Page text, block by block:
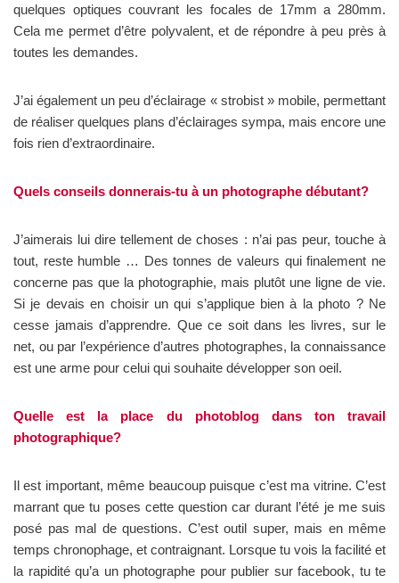
quelques optiques couvrant les focales de 17mm a 280mm.
Cela me permet d’être polyvalent, et de répondre à peu près à
toutes les demandes.
J’ai également un peu d’éclairage « strobist » mobile, permettant
de réaliser quelques plans d’éclairages sympa, mais encore une
fois rien d’extraordinaire.
Quels conseils donnerais-tu à un photographe débutant?
J’aimerais lui dire tellement de choses : n’ai pas peur, touche à
tout, reste humble … Des tonnes de valeurs qui finalement ne
concerne pas que la photographie, mais plutôt une ligne de vie.
Si je devais en choisir un qui s’applique bien à la photo ? Ne
cesse jamais d’apprendre. Que ce soit dans les livres, sur le
net, ou par l’expérience d’autres photographes, la connaissance
est une arme pour celui qui souhaite développer son oeil.
Quelle est la place du photoblog dans ton travail
photographique?
Il est important, même beaucoup puisque c’est ma vitrine. C’est
marrant que tu poses cette question car durant l’été je me suis
posé pas mal de questions. C’est outil super, mais en même
temps chronophage, et contraignant. Lorsque tu vois la facilité et
la rapidité qu’a un photographe pour publier sur facebook, tu te